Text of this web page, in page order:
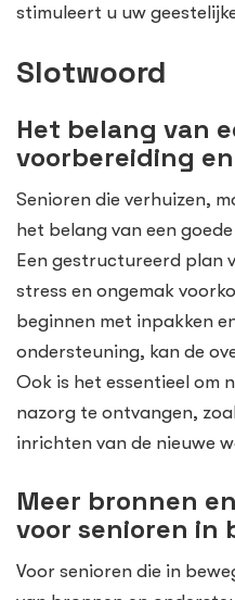
stimuleert u uw
Slotwoord
Het belang van
voorbereiding
Senioren die verhuizen,
het belang van een
Een gestructureerd plan
stress en ongemak
beginnen met inpakken
ondersteuning, kan de
Ook is het essentieel om
nazorg te ontvangen,
inrichten van de nieuwe
Meer bronnen
voor senioren in
Voor senioren die in